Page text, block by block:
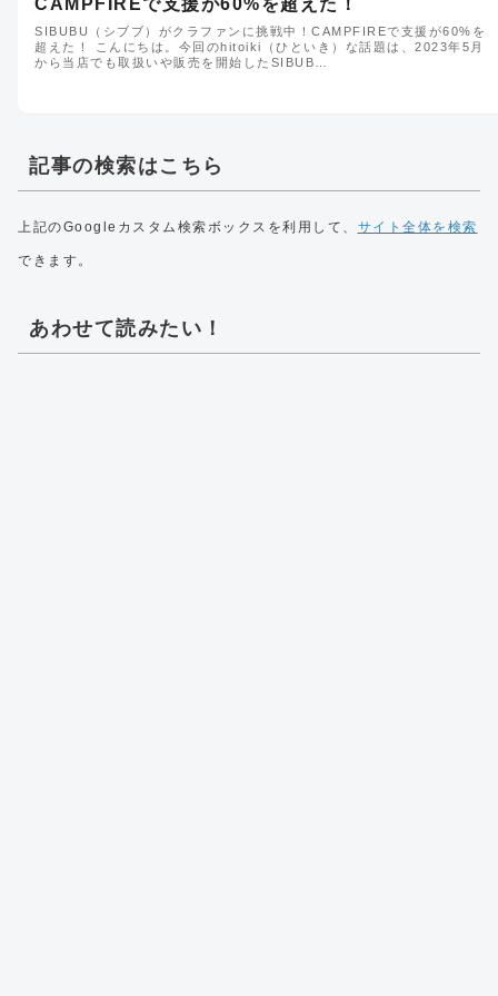
CAMPFIREで支援が60%を超えた！
SIBUBU（シブブ）がクラファンに挑戦中！CAMPFIREで支援が60%を
超えた！ こんにちは。今回のhitoiki（ひといき）な話題は、2023年5月
から当店でも取扱いや販売を開始したSIBUB…
記事の検索はこちら
上記のGoogleカスタム検索ボックスを利用して、 サイト全体を検索
できます。
あわせて読みたい！